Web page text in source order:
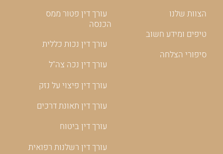
הצוות שלנו
טיפים ומידע חשוב
סיפורי הצלחה
עורך דין פטור ממס
הכנסה
עורך דין נכות כללית
עורך דין נכה צה"ל
עורך דין פיצוי על נזק
עורך דין תאונת דרכים
עורך דין ביטוח
עורך דין רשלנות רפואית